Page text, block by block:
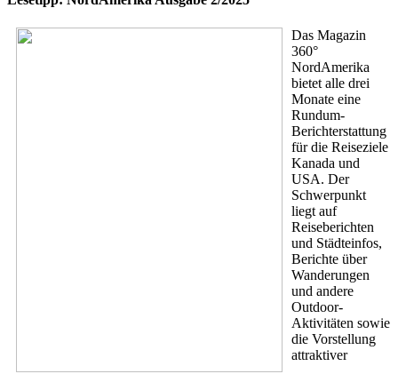
Das Magazin
360°
NordAmerika
bietet alle drei
Monate eine
Rundum-
Berichterstattung
für die Reiseziele
Kanada und
USA. Der
Schwerpunkt
liegt auf
Reiseberichten
und Städteinfos,
Berichte über
Wanderungen
und andere
Outdoor-
Aktivitäten sowie
die Vorstellung
attraktiver